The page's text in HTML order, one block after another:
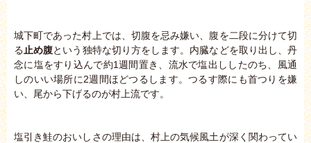
城下町であった村上では、切腹を忌み嫌い、腹を二段に分けて切
る 止め腹という独特な切り方をします。内臓などを取り出し、丹
念に塩をすり込んで約1週間置き、流水で塩出ししたのち、風通
しのいい場所に2週間ほどつるします。つるす際にも首つりを嫌
い、尾から下げるのが村上流です。
塩引き鮭のおいしさの理由は、村上の気候風土が深く関わってい